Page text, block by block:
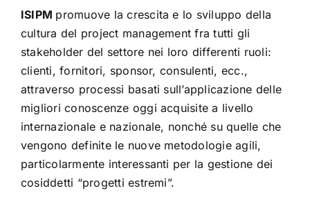
ISIPM promuove la crescita e lo sviluppo della
cultura del project management fra tutti gli
stakeholder del settore nei loro differenti ruoli:
clienti, fornitori, sponsor, consulenti, ecc.,
attraverso processi basati sull’applicazione delle
migliori conoscenze oggi acquisite a livello
internazionale e nazionale, nonché su quelle che
vengono definite le nuove metodologie agili,
particolarmente interessanti per la gestione dei
cosiddetti “progetti estremi”.